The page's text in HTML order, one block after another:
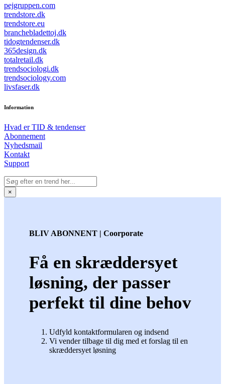
pejgruppen.com
trendstore.dk
trendstore.eu
branchebladettoj.dk
tidogtendenser.dk
365design.dk
totalretail.dk
trendsociologi.dk
trendsociology.com
livsfaser.dk
Information
Hvad er TID & tendenser
Abonnement
Nyhedsmail
Kontakt
Support
×
BLIV ABONNENT | Coorporate
Få en skræddersyet
løsning, der passer
perfekt til dine behov
Udfyld kontaktformularen og indsend
Vi vender tilbage til dig med et forslag til en
skræddersyet løsning